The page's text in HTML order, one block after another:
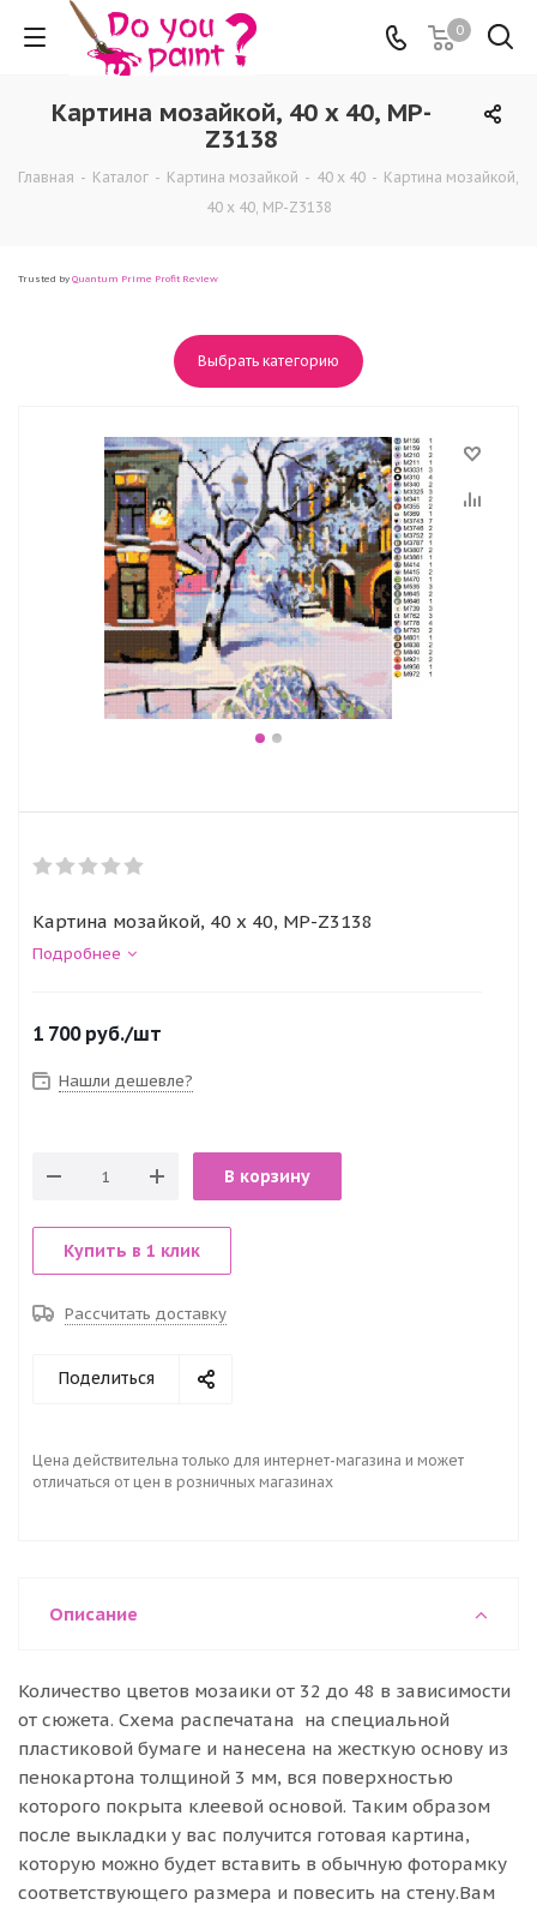
0
Картина мозайкой, 40 x 40, MP-
Z3138
Главная - Каталог - Картина мозайкой - 40 x 40 - Картина мозайкой,
40 x 40, MP-Z3138
Trusted by Quantum Prime Profit Review
Выбрать категорию
Картина мозайкой, 40 x 40, MP-Z3138
Подробнее
1 700руб./шт
Нашли дешевле?
В корзину
Купить в 1 клик
Рассчитать доставку
Поделиться
Цена действительна только для интернет-магазина и может
отличаться от цен в розничных магазинах
Описание
Количество цветов мозаики от 32 до 48 в зависимости
от сюжета. Схема распечатана на специальной
пластиковой бумаге и нанесена на жесткую основу из
пенокартона толщиной 3 мм, вся поверхностью
которого покрыта клеевой основой. Таким образом
после выкладки у вас получится готовая картина,
которую можно будет вставить в обычную фоторамку
соответствующего размера и повесить на стену.Вам